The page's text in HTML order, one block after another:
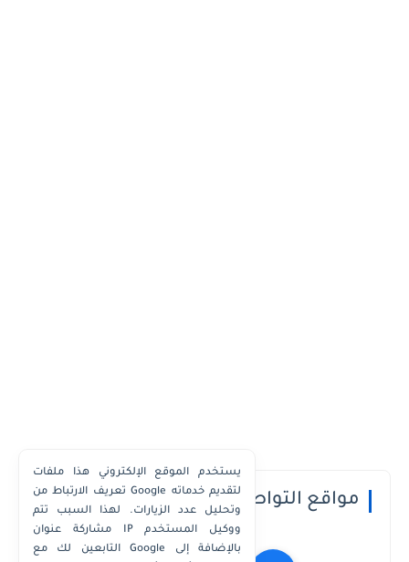
مواقع التواصل الاجتماعي
يستخدم الموقع الإلكتروني هذا ملفات
تعريف الارتباط من Google لتقديم خدماته
وتحليل عدد الزيارات. لهذا السبب تتم
مشاركة عنوان IP ووكيل المستخدم
التابعين لك مع Google بالإضافة إلى